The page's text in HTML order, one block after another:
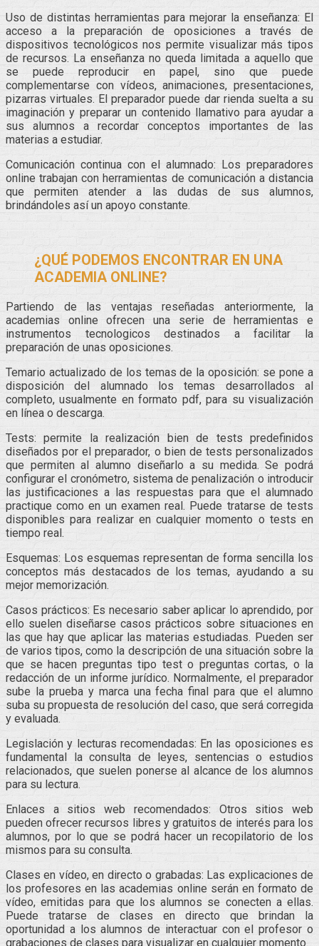
Uso de distintas herramientas para mejorar la enseñanza: El
acceso a la preparación de oposiciones a través de
dispositivos tecnológicos nos permite visualizar más tipos
de recursos. La enseñanza no queda limitada a aquello que
se puede reproducir en papel, sino que puede
complementarse con vídeos, animaciones, presentaciones,
pizarras virtuales. El preparador puede dar rienda suelta a su
imaginación y preparar un contenido llamativo para ayudar a
sus alumnos a recordar conceptos importantes de las
materias a estudiar.
Comunicación continua con el alumnado: Los preparadores
online trabajan con herramientas de comunicación a distancia
que permiten atender a las dudas de sus alumnos,
brindándoles así un apoyo constante.
¿QUÉ PODEMOS ENCONTRAR EN UNA
ACADEMIA ONLINE?
Partiendo de las ventajas reseñadas anteriormente, la
academias online ofrecen una serie de herramientas e
instrumentos tecnologicos destinados a facilitar la
preparación de unas oposiciones.
Temario actualizado de los temas de la oposición: se pone a
disposición del alumnado los temas desarrollados al
completo, usualmente en formato pdf, para su visualización
en línea o descarga.
Tests: permite la realización bien de tests predefinidos
diseñados por el preparador, o bien de tests personalizados
que permiten al alumno diseñarlo a su medida. Se podrá
configurar el cronómetro, sistema de penalización o introducir
las justificaciones a las respuestas para que el alumnado
practique como en un examen real. Puede tratarse de tests
disponibles para realizar en cualquier momento o tests en
tiempo real.
Esquemas: Los esquemas representan de forma sencilla los
conceptos más destacados de los temas, ayudando a su
mejor memorización.
Casos prácticos: Es necesario saber aplicar lo aprendido, por
ello suelen diseñarse casos prácticos sobre situaciones en
las que hay que aplicar las materias estudiadas. Pueden ser
de varios tipos, como la descripción de una situación sobre la
que se hacen preguntas tipo test o preguntas cortas, o la
redacción de un informe jurídico. Normalmente, el preparador
sube la prueba y marca una fecha final para que el alumno
suba su propuesta de resolución del caso, que será corregida
y evaluada.
Legislación y lecturas recomendadas: En las oposiciones es
fundamental la consulta de leyes, sentencias o estudios
relacionados, que suelen ponerse al alcance de los alumnos
para su lectura.
Enlaces a sitios web recomendados: Otros sitios web
pueden ofrecer recursos libres y gratuitos de interés para los
alumnos, por lo que se podrá hacer un recopilatorio de los
mismos para su consulta.
Clases en vídeo, en directo o grabadas: Las explicaciones de
los profesores en las academias online serán en formato de
vídeo, emitidas para que los alumnos se conecten a ellas.
Puede tratarse de clases en directo que brindan la
oportunidad a los alumnos de interactuar con el profesor o
grabaciones de clases para visualizar en cualquier momento.